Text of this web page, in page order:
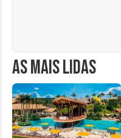
AS MAIS LIDAS